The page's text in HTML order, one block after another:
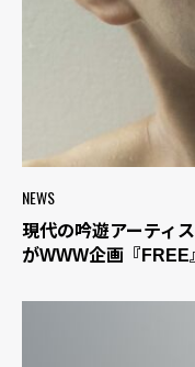
NEWS
現代の吟遊アーティ
がWWW企画『FREE